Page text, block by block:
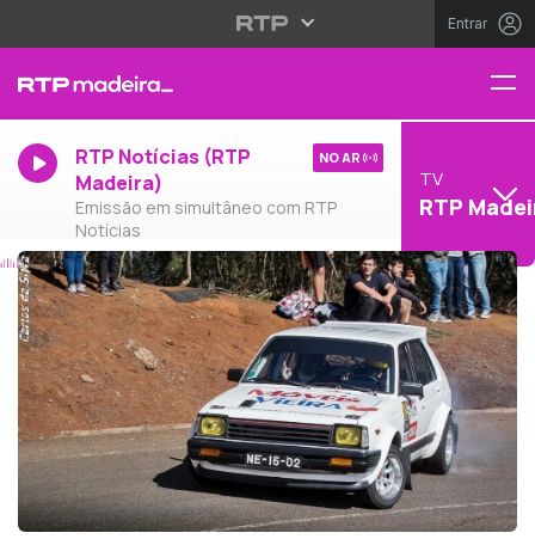
Entrar
RTP Notícias (RTP
Madeira)
Emissão em simultâneo com RTP
Notícias
NO AR
TV
RTP